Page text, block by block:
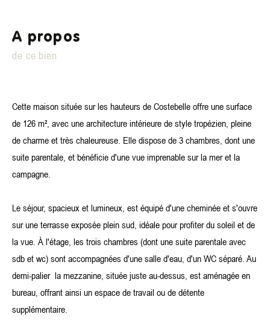
a propos
de ce bien
Cette maison située sur les hauteurs de Costebelle offre une surface
de 126 m², avec une architecture intérieure de style tropézien, pleine
de charme et très chaleureuse. Elle dispose de 3 chambres, dont une
suite parentale, et bénéficie d'une vue imprenable sur la mer et la
campagne.
Le séjour, spacieux et lumineux, est équipé d'une cheminée et s'ouvre
sur une terrasse exposée plein sud, idéale pour profiter du soleil et de
la vue. À l'étage, les trois chambres (dont une suite parentale avec
sdb et wc) sont accompagnées d'une salle d'eau, d'un WC séparé. Au
demi-palier la mezzanine, située juste au-dessus, est aménagée en
bureau, offrant ainsi un espace de travail ou de détente
supplémentaire.